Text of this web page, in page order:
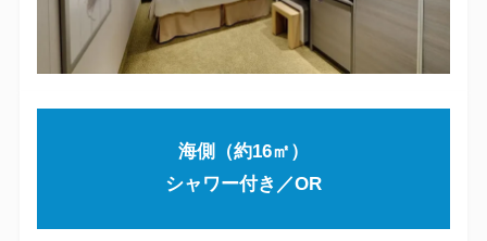
海側（約16㎡）
シャワー付き／OR